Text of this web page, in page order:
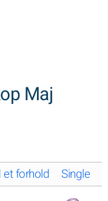
Maj
I et forhold Single